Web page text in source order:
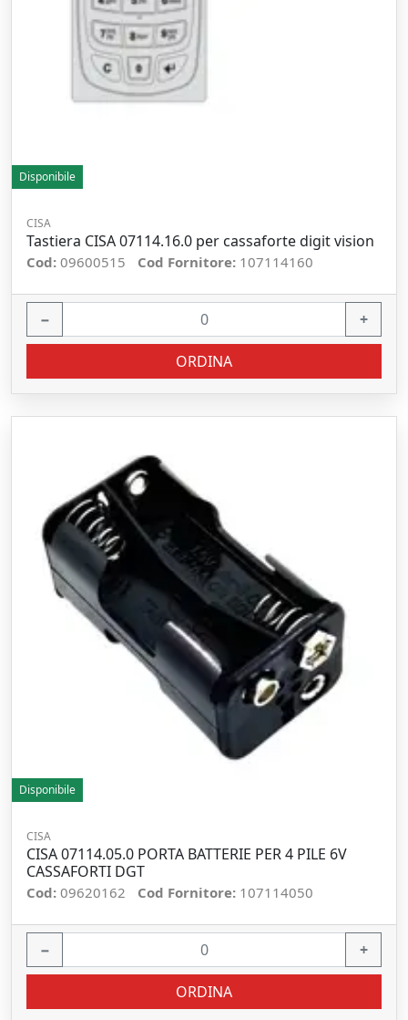
Disponibile
CISA
Tastiera CISA 07114.16.0 per cassaforte digit vision
Cod: 09600515 Cod Fornitore: 107114160
− +
ORDINA
Disponibile
CISA
CISA 07114.05.0 PORTA BATTERIE PER 4 PILE 6V
CASSAFORTI DGT
Cod: 09620162 Cod Fornitore: 107114050
− +
ORDINA